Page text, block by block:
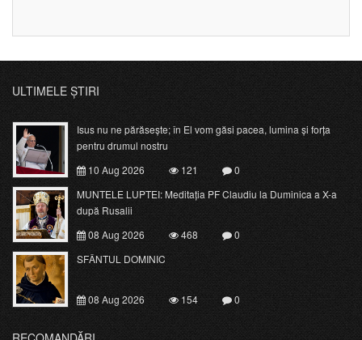
ULTIMELE ȘTIRI
Isus nu ne părăsește; în El vom găsi pacea, lumina și forța
pentru drumul nostru
10 Aug 2026
121
0
MUNTELE LUPTEI: Meditația PF Claudiu la Duminica a X-a
după Rusalii
08 Aug 2026
468
0
SFÂNTUL DOMINIC
08 Aug 2026 154 0